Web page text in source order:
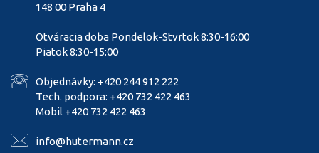
148 00 Praha 4
Otváracia doba Pondelok-Stvrtok 8:30-16:00
Piatok 8:30-15:00
Objednávky: +420 244 912 222
Tech. podpora: +420 732 422 463
Mobil +420 732 422 463
info@hutermann.cz